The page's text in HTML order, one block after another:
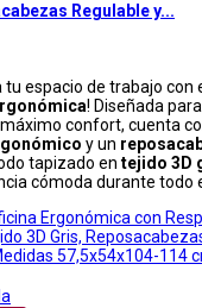
Regulable y...
tu espacio de trabajo con
! Diseñada para
confort, cuenta
y un
tapizado en tejido 3D
cómoda durante todo